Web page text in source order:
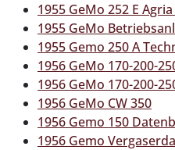
1955 GeMo 252 E
1955 GeMo
1955 Gemo 250 A
1956 GeMo 170-200-
1956 GeMo 170-200-
1956 GeMo CW 350
1956 Gemo 150
1956 Gemo